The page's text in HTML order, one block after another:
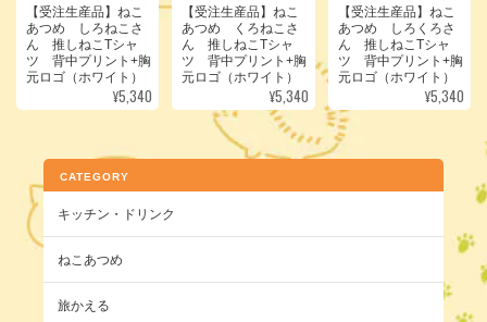
【受注生産品】ねこ
あつめ しろねこさ
ん 推しねこTシャ
ツ 背中プリント+胸
元ロゴ（ホワイト）
¥5,340
【受注生産品】ねこ
あつめ くろねこさ
ん 推しねこTシャ
ツ 背中プリント+胸
元ロゴ（ホワイト）
¥5,340
【受注生産品】ねこ
あつめ しろくろさ
ん 推しねこTシャ
ツ 背中プリント+胸
元ロゴ（ホワイト）
¥5,340
CATEGORY
キッチン・ドリンク
ねこあつめ
旅かえる